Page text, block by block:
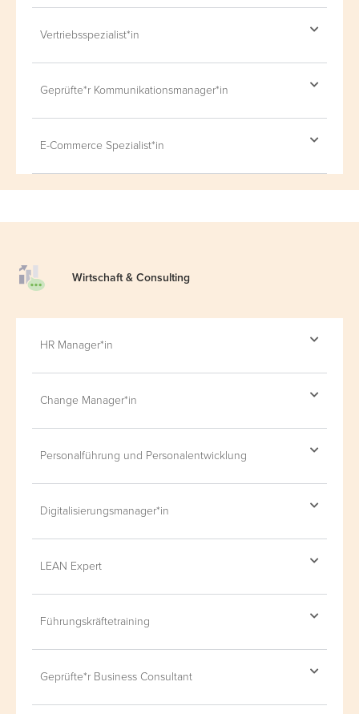
Vertriebsspezialist*in
Geprüfte*r Kommunikationsmanager*in
E-Commerce Spezialist*in
Wirtschaft & Consulting
HR Manager*in
Change Manager*in
Personalführung und Personalentwicklung
Digitalisierungsmanager*in
LEAN Expert
Führungskräftetraining
Geprüfte*r Business Consultant